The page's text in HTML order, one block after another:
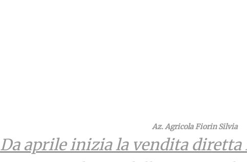
Az. Agricola Fiorin Silvia
Da aprile inizia la vendita